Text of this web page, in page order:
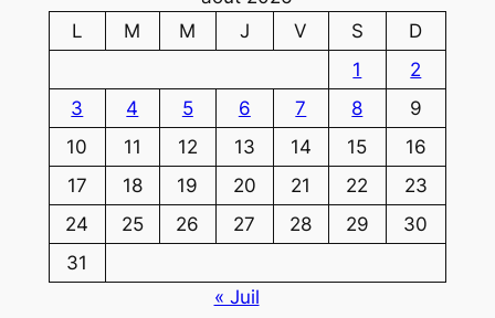
L
M M J V S
D
1
2
3
4 5 6 7 8
9
10
11 12 13 14 15
16
17
18 19 20 21 22
23
24
25 26 27 28 29
30
31
« Juil